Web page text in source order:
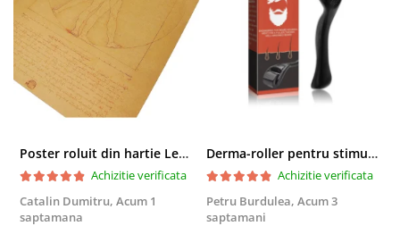
Poster roluit din hartie Leonardo Da Vinci, Vitruvian Man, vintage, 51x35 cm
Achizitie verificata
Catalin Dumitru, Acum 1
saptamana
Derma-roller pentru stimularea cresterii parului, scalp si barba, Beard Roller
Achizitie verificata
Petru Burdulea, Acum 3
saptamani